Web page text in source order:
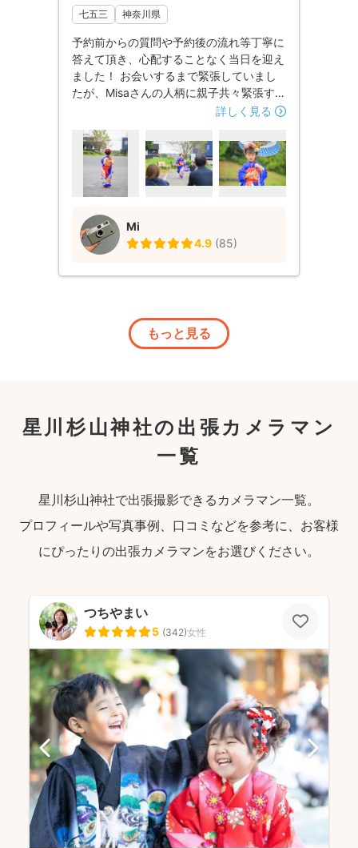
七五三 神奈川県
予約前からの質問や予約後の流れ等丁寧に
答えて頂き、心配することなく当日を迎え
ました！ お会いするまで緊張していまし
たが、Misaさんの人柄に親子共々緊張する
ことなく、撮影することが出来ました♪ ど
を使った写真も撮っていただき、とても満
足です！ スタジオで撮るのとは違った、
自然体の笑顔の写真が沢山あって、とても
感動です。 ありがとうございました〜！
詳しく見る
Mi
4.9 (85)
もっと見る
星川杉山神社の出張カメラマン
一覧
星川杉山神社で出張撮影できるカメラマン一覧。
プロフィールや写真事例、口コミなどを参考に、お客様
にぴったりの出張カメラマンをお選びください。
つちやまい
5 (342)女性